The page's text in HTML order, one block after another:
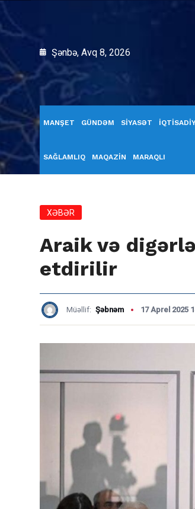
Şənbə, Avq 8, 2026
MANŞET GÜNDƏM SİYASƏT
SAĞLAMLIQ MAQAZİN MARAQLI
XƏBƏR
Araik və
etdirilir
Müəllif: Şəbnəm 17 Aprel 2025